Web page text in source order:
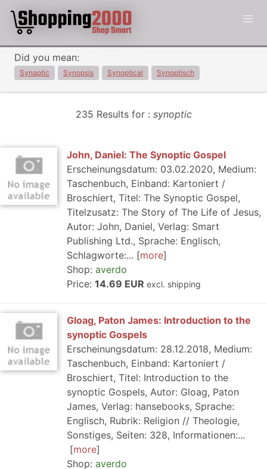
Did you mean:
Synaptic Synopsis Synoptical Synoptisch
235 Results for : synoptic
John, Daniel: The Synoptic Gospel
Erscheinungsdatum: 03.02.2020, Medium:
Taschenbuch, Einband: Kartoniert /
Broschiert, Titel: The Synoptic Gospel,
Titelzusatz: The Story of The Life of Jesus,
Autor: John, Daniel, Verlag: Smart
Publishing Ltd., Sprache: Englisch,
Schlagworte:...
more
Shop: averdo
Price: 14.69 EUR excl. shipping
Gloag, Paton James: Introduction to the
synoptic Gospels
Erscheinungsdatum: 28.12.2018, Medium:
Taschenbuch, Einband: Kartoniert /
Broschiert, Titel: Introduction to the
synoptic Gospels, Autor: Gloag, Paton
James, Verlag: hansebooks, Sprache:
Englisch, Rubrik: Religion // Theologie,
Sonstiges, Seiten: 328, Informationen:...
more
Shop: averdo